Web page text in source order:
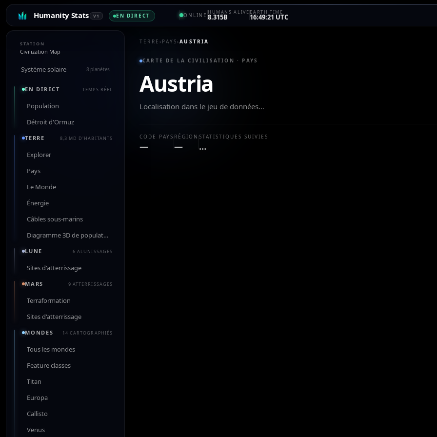
Humanity Stats V1 EN DIRECT ONLINE HUMANS ALIVE
8.315B
EARTH TIME
16:49:21 UTC
STATION
Civilization Map
Système solaire 8 planètes
EN DIRECT TEMPS RÉEL
Population
Détroit d'Ormuz
TERRE 8,3 MD D'HABITANTS
Explorer
Pays
Le Monde
Énergie
Câbles sous-marins
Diagramme 3D de population
LUNE 6 ALUNISSAGES
Sites d'atterrissage
MARS 9 ATTERRISSAGES
Terraformation
Sites d'atterrissage
MONDES 14 CARTOGRAPHIÉS
Tous les mondes
Feature classes
Titan
Europa
Callisto
Venus
TERRE › PAYS›AUSTRIA
CARTE DE LA CIVILISATION · PAYS
Austria
Localisation dans le jeu de données…
CODE PAYS
—
RÉGION
—
STATISTIQUES SUIVIES
…